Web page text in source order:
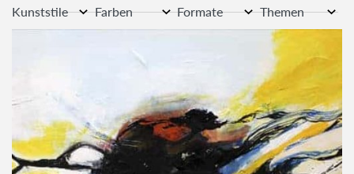
Kunststile Farben Formate Themen